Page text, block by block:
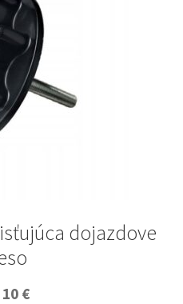
dojazdove
Original
10 €